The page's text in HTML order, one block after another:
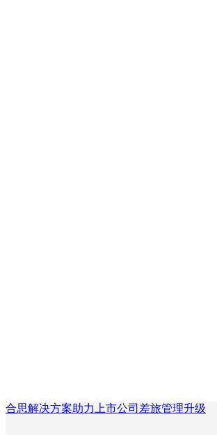
合思解决方案助力上市公司差旅管理升级